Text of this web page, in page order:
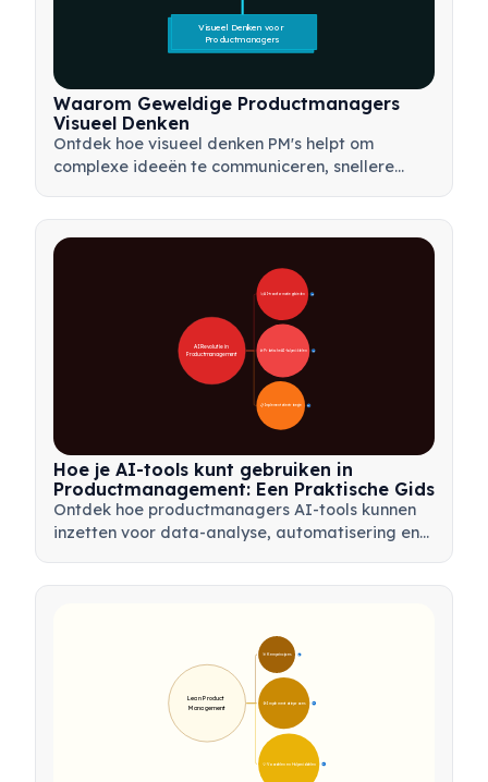
Visueel Denken voor
Productmanagers
Waarom Geweldige Productmanagers
Visueel Denken
Ontdek hoe visueel denken PM's helpt om
complexe ideeën te communiceren, snellere
mindmaps en productbomen.
🚀 AI-transformatiegebieden
🛠️ Praktische AI-hulpmiddelen
📋 Implementatiestrategie
AI Revolutie in
Productmanagement
Hoe je AI-tools kunt gebruiken in
Productmanagement: Een Praktische Gids
Ontdek hoe productmanagers AI-tools kunnen
inzetten voor data-analyse, automatisering en
🎯 Kernprincipes 9
🛠️ Implementatieproces
💡 Voordelen en Hulpmiddelen
Lean Product
Management